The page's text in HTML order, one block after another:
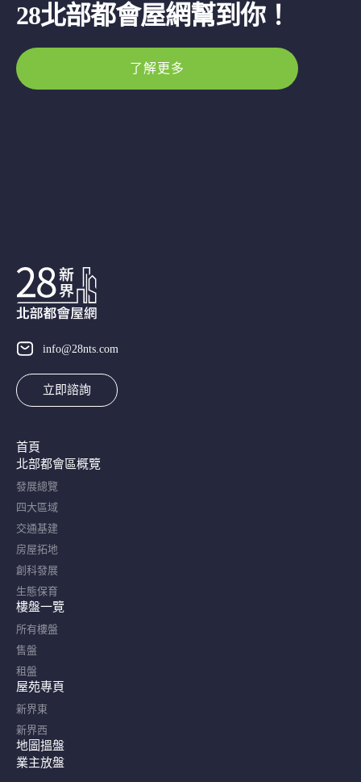
28北部都會屋網幫到你！
了解更多
info@28nts.com
立即諮詢
首頁
北部都會區概覽​
發展總覽
四大區域
交通基建
房屋拓地
創科發展
生態保育
樓盤一覽
所有樓盤
售盤
租盤
屋苑專頁
新界東
新界西
地圖搵盤
業主放盤